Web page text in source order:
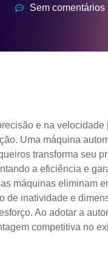
Sem comentários
e na velocidade
Uma máquina
transforma seu
a eficiência e
máquinas eliminam
de inatividade e
Ao adotar a
competitiva no